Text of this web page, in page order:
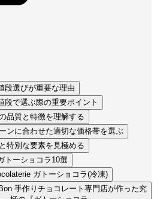
段選びが重要な理由
段で選ぶ際の重要ポイント
品質と特徴を理解する
ンに合わせた適切な価格帯を選ぶ
特別な要素を見極める
トーショコラ10選
ガトーショコラ(冷凍)
手作りチョコレート専門店が作った究